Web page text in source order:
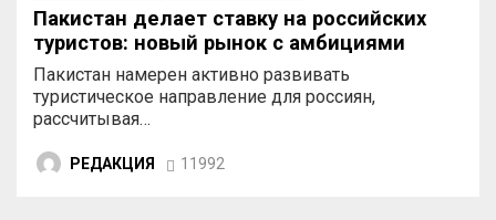
Пакистан делает ставку на российских
туристов: новый рынок с амбициями
Пакистан намерен активно развивать
туристическое направление для россиян,
рассчитывая…
РЕДАКЦИЯ 11992